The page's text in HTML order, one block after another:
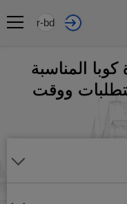
ar-bd
المناسبة
ووقت